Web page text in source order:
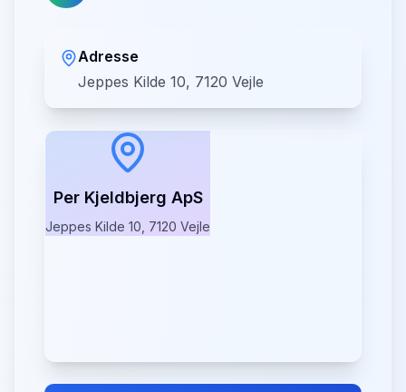
Adresse
Jeppes Kilde 10, 7120 Vejle
Per Kjeldbjerg ApS
Jeppes Kilde 10, 7120 Vejle